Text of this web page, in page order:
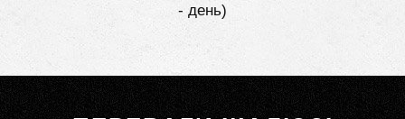
- день)